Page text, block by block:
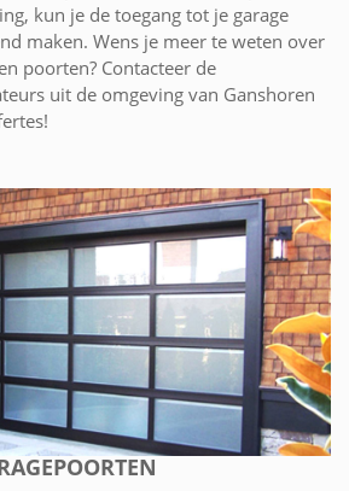
kun je de toegang tot je garage
maken. Wens je meer te weten over
poorten? Contacteer de
uit de omgeving van Ganshoren